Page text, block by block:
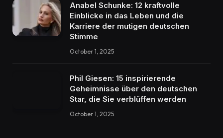
Anabel Schunke: 12 kraftvolle
Einblicke in das Leben und die
Karriere der mutigen deutschen
Stimme
October 1, 2025
Phil Giesen: 15 inspirierende
Geheimnisse über den deutschen
Star, die Sie verblüffen werden
October 1, 2025